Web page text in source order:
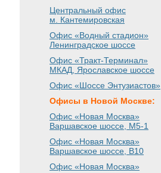
Центральный офис
м. Кантемировская
Офис «Водный стадион»
Ленинградское шоссе
Офис «Тракт-Терминал»
МКАД, Ярославское шоссе
Офис «Шоссе Энтузиастов»
Офисы в Новой Москве:
Офис «Новая Москва»
Варшавское шоссе , М5-1
Офис «Новая Москва»
Варшавское шоссе , B10
Офис «Новая Москва»